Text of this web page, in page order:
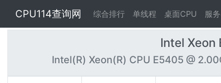
CPU114查询网 综合排行 单线程 桌面CPU 服
Intel Xeon
Intel(R) Xeon(R) CPU E5405 @